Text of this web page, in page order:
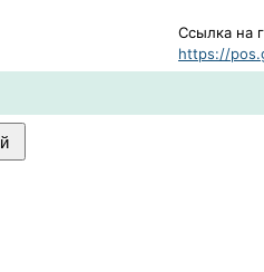
Ссылка на
https://